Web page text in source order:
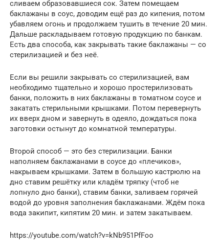
сливаем образовавшиеся сок. Затем помещаем
баклажаны в соус, доводим ещё раз до кипения, потом
убавляем огонь и продолжаем тушить в течение 20 мин.
Дальше раскладываем готовую продукцию по банкам.
Есть два способа, как закрывать такие баклажаны — со
стерилизацией и без неё.
Если вы решили закрывать со стерилизацией, вам
необходимо тщательно и хорошо простерилизовать
банки, положить в них баклажаны в томатном соусе и
закатать стерильными крышками. Потом перевернуть
их вверх дном и завернуть в одеяло, дождаться пока
заготовки остынут до комнатной температуры.
Второй способ — это без стерилизации. Банки
наполняем баклажанами в соусе до «плечиков»,
накрываем крышками. Затем в большую кастрюлю на
дно ставим решётку или кладём тряпку (чтоб не
лопнуло дно банки), ставим банки, заливаем горячей
водой до уровня заполнения баклажанами. Ждём пока
вода закипит, кипятим 20 мин. и затем закатываем.
https://youtube.com/watch?v=kNb951PfFoo